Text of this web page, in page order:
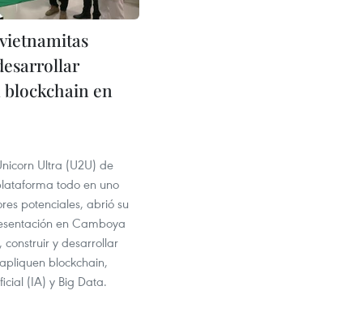
en
Ultra (U2U) de
todo en uno
potenciales, abrió su
en Camboya
construir y desarrollar
blockchain,
(IA) y Big Data.